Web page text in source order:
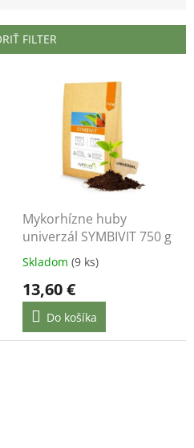
FILTER
Mykorhízne huby
univerzál SYMBIVIT 750 g
Skladom (9 ks)
13,60 €
Do košíka